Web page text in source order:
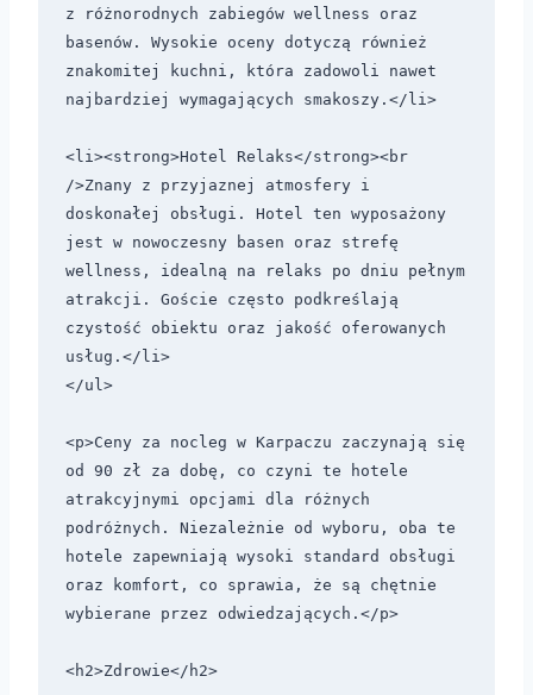
z różnorodnych zabiegów wellness oraz
basenów. Wysokie oceny dotyczą również
znakomitej kuchni, która zadowoli nawet
najbardziej wymagających smakoszy.</li>
<li><strong>Hotel Relaks</strong><br
/>Znany z przyjaznej atmosfery i
doskonałej obsługi. Hotel ten wyposażony
jest w nowoczesny basen oraz strefę
wellness, idealną na relaks po dniu pełnym
atrakcji. Goście często podkreślają
czystość obiektu oraz jakość oferowanych
usług.</li>
</ul>
<p>Ceny za nocleg w Karpaczu zaczynają się
od 90 zł za dobę, co czyni te hotele
atrakcyjnymi opcjami dla różnych
podróżnych. Niezależnie od wyboru, oba te
hotele zapewniają wysoki standard obsługi
oraz komfort, co sprawia, że są chętnie
wybierane przez odwiedzających.</p>
<h2>Zdrowie</h2>